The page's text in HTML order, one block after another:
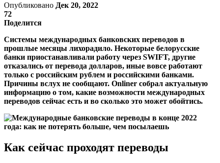
Опубликовано Дек 20, 2022
72
Поделится
Системы международных банковских переводов в
прошлые месяцы лихорадило. Некоторые белорусские
банки приостанавливали работу через SWIFT, другие
отказались от перевода долларов, иные вовсе работают
только с российским рублем и российскими банками.
Причины вслух не сообщают. Onliner собрал актуальную
информацию о том, какие возможности международных
переводов сейчас есть и во сколько это может обойтись.
Как сейчас проходят переводы